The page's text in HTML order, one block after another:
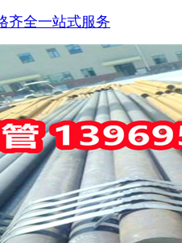
齐全一站式服务